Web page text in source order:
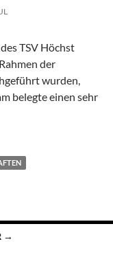
TSV Höchst
der
wurden,
belegte einen sehr
die KiLa-
→